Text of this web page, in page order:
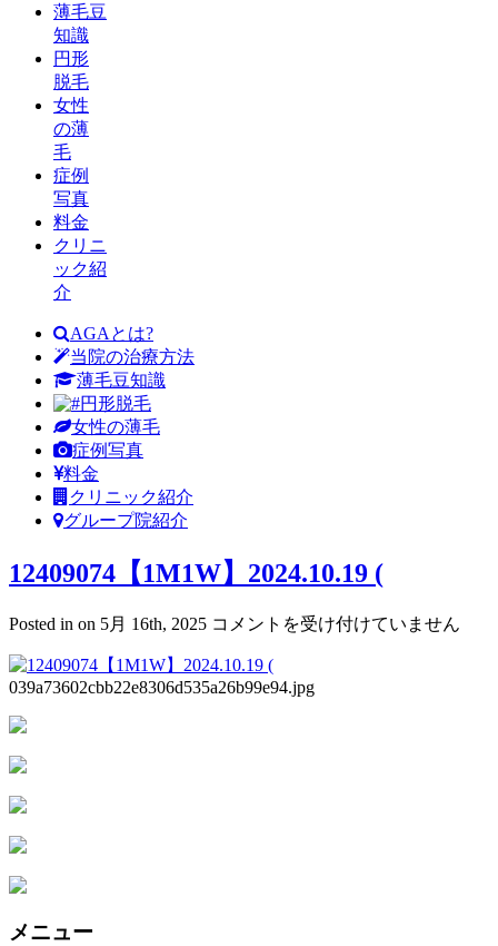
薄毛豆
知識
円形
脱毛
女性
の薄
毛
症例
写真
料金
クリニ
ック紹
介
AGAとは?
当院の治療方法
薄毛豆知識
円形脱毛
女性の薄毛
症例写真
料金
クリニック紹介
グループ院紹介
12409074【1M1W】2024.10.19 (
Posted in on 5月 16th, 2025 12409074【1M1W】
(
は
コメントを受け付けていません
039a73602cbb22e8306d535a26b99e94.jpg
メニュー